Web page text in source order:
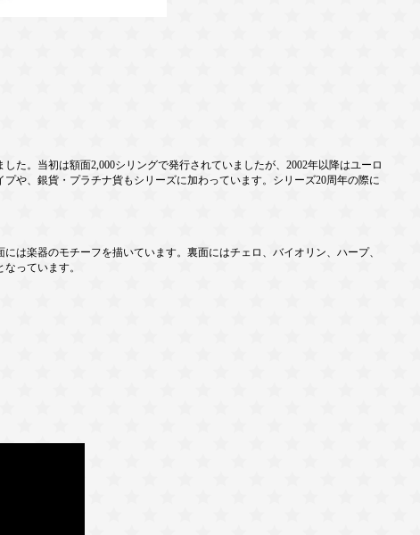
た。当初は額面2,000シリングで発行されていましたが、2002年以降はユーロ
や、銀貨・プラチナ貨もシリーズに加わっています。シリーズ20周年の際に
は楽器のモチーフを描いています。裏面にはチェロ、バイオリン、ハープ、
っています。